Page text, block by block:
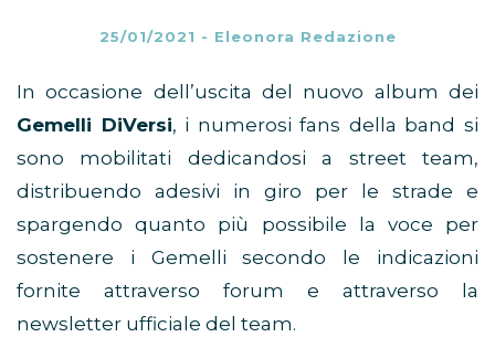
25/01/2021 - Eleonora Redazione
In occasione dell’uscita del nuovo album dei
Gemelli DiVersi, i numerosi fans della band si
sono mobilitati dedicandosi a street team,
distribuendo adesivi in giro per le strade e
spargendo quanto più possibile la voce per
sostenere i Gemelli secondo le indicazioni
fornite attraverso forum e attraverso la
newsletter ufficiale del team.